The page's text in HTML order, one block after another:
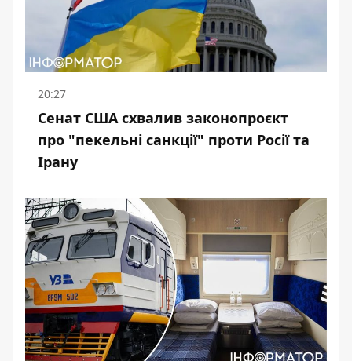
20:27
Сенат США схвалив законопроєкт
про "пекельні санкції" проти Росії та
Ірану